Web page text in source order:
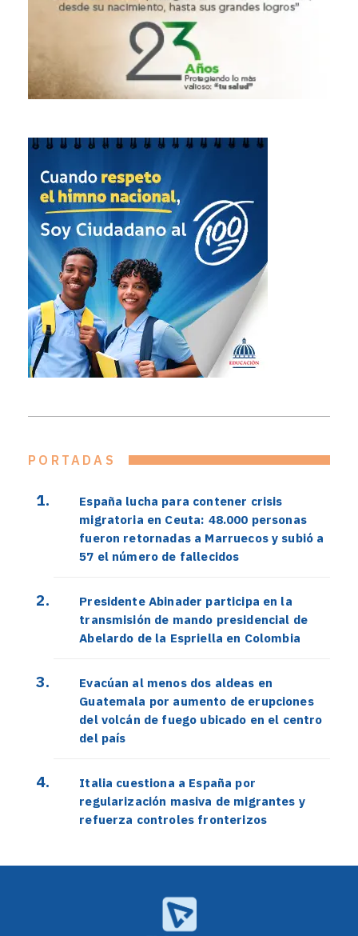
PORTADAS
España lucha para contener crisis
migratoria en Ceuta: 48.000 personas
fueron retornadas a Marruecos y subió a
57 el número de fallecidos
Presidente Abinader participa en la
transmisión de mando presidencial de
Abelardo de la Espriella en Colombia
Evacúan al menos dos aldeas en
Guatemala por aumento de erupciones
del volcán de fuego ubicado en el centro
del país
Italia cuestiona a España por
regularización masiva de migrantes y
refuerza controles fronterizos